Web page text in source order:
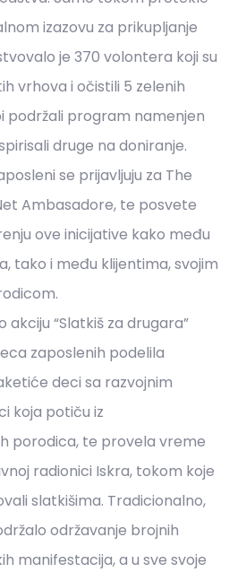
izazovu za prikupljanje
je 370 volontera koji su
vrhova i očistili 5 zelenih
podržali program namenjen
druge na doniranje.
se prijavljuju za The
Ambasadore, te posvete
ove inicijative kako među
tako i među klijentima, svojim
akciju “Slatkiš za drugara”
zaposlenih podelila
deci sa razvojnim
koja potiču iz
porodica, te provela vreme
radionici Iskra, tokom koje
slatkišima. Tradicionalno,
održavanje brojnih
manifestacija, a u sve svoje